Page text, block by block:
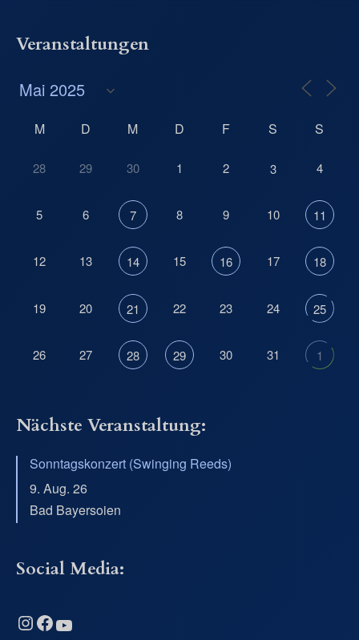
Veranstaltungen
M D M D F S S
28 29 30 1 2 3 4
5 6 7 8 9 10 11
12 13 14 15 16 17 18
19 20 21 22 23 24 25
26 27 28 29 30 31 1
Nächste Veranstaltung:
Sonntagskonzert (Swinging Reeds)
9. Aug. 26
Bad Bayersoien
Social Media:
Instagram Facebook YouTube